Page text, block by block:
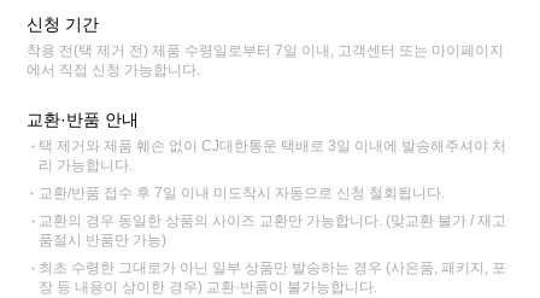
신청 기간
착용 전(택 제거 전) 제품 수령일로부터 7일 이내, 고객센터 또는 마이페이지
에서 직접 신청 가능합니다.
교환·반품 안내
택 제거와 제품 훼손 없이 CJ대한통운 택배로 3일 이내에 발송해주셔야 처
리 가능합니다.
교환/반품 접수 후 7일 이내 미도착시 자동으로 신청 철회됩니다.
교환의 경우 동일한 상품의 사이즈 교환만 가능합니다. (맞교환 불가 / 재고
품절시 반품만 가능)
최초 수령한 그대로가 아닌 일부 상품만 발송하는 경우 (사은품, 패키지, 포
장 등 내용이 상이한 경우) 교환·반품이 불가능합니다.